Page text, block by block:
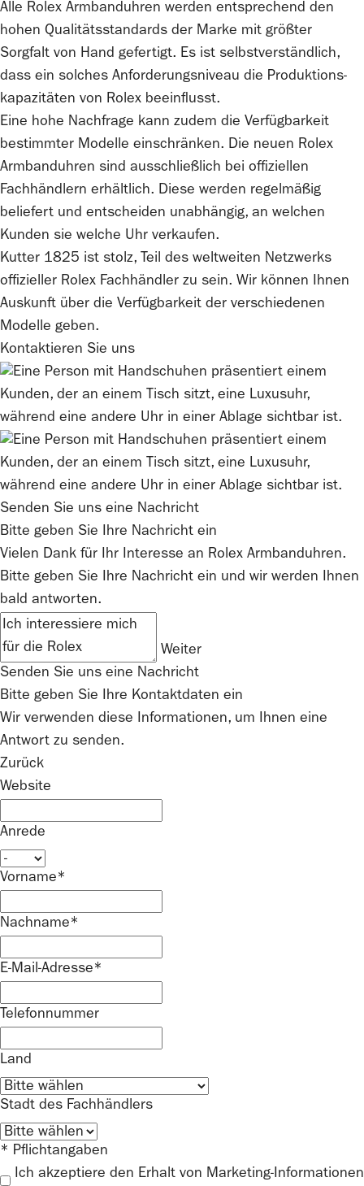
Alle Rolex Armbanduhren werden entsprechend den
hohen Qualitätsstandards der Marke mit größter
Sorgfalt von Hand gefertigt. Es ist selbstverständlich,
dass ein solches Anforderungsniveau die Produktions­
kapazitäten von Rolex beeinflusst.
Eine hohe Nachfrage kann zudem die Verfügbarkeit
bestimmter Modelle einschränken. Die neuen Rolex
Armbanduhren sind ausschließlich bei offiziellen
Fachhändlern erhältlich. Diese werden regelmäßig
beliefert und entscheiden unabhängig, an welchen
Kunden sie welche Uhr verkaufen.
Kutter 1825 ist stolz, Teil des weltweiten Netzwerks
offizieller Rolex Fachhändler zu sein. Wir können Ihnen
Auskunft über die Verfügbarkeit der verschiedenen
Modelle geben.
Kontaktieren Sie uns
Senden Sie uns eine Nachricht
Bitte geben Sie Ihre Nachricht ein
Vielen Dank für Ihr Interesse an Rolex Armbanduhren.
Bitte geben Sie Ihre Nachricht ein und wir werden Ihnen
bald antworten.
Weiter
Senden Sie uns eine Nachricht
Bitte geben Sie Ihre Kontaktdaten ein
Wir verwenden diese Informationen, um Ihnen eine
Antwort zu senden.
Zurück
Website
Anrede
Vorname*
Nachname*
E-Mail-Adresse*
Telefonnummer
Land
Stadt des Fachhändlers
* Pflichtangaben
Ich akzeptiere den Erhalt von Marketing-Informationen